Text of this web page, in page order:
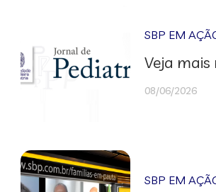
SBP EM
Veja
08/06/2026
SBP EM